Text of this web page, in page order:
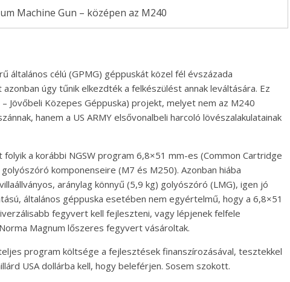
Machine Gun – középen az M240
általános célú (GPMG) géppuskát közel fél évszázada
úgy tűnik elkezdték a felkészülést annak leváltására. Ez
Jövőbeli Közepes Géppuska) projekt, melyet nem az M240
hanem a US ARMY elsővonalbeli harcoló lövészalakulatainak
a korábbi NGSW program 6,8×51 mm-es (Common Cartridge
komponenseire (M7 és M250). Azonban hiába
aránylag könnyű (5,9 kg) golyószóró (LMG), igen jó
általános géppuska esetében nem egyértelmű, hogy a 6,8×51
fegyvert kell fejleszteni, vagy lépjenek felfele
Magnum lőszeres fegyvert vásároltak.
program költsége a fejlesztések finanszírozásával, tesztekkel
USA dollárba kell, hogy beleférjen. Sosem szokott.